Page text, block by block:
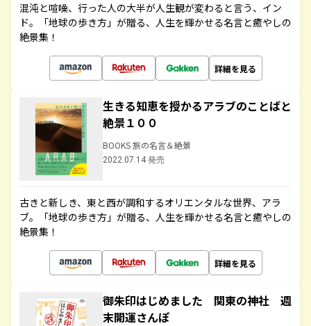
混沌と喧噪、行った人の大半が人生観が変わると言う、イン
ド。「地球の歩き方」が贈る、人生を輝かせる名言と癒やしの
絶景集！
詳細を見る
生きる知恵を授かるアラブのことばと
絶景１００
BOOKS 旅の名言＆絶景
2022.07.14 発売
古きと新しき、東と西が調和するオリエンタルな世界、アラ
ブ。「地球の歩き方」が贈る、人生を輝かせる名言と癒やしの
絶景集！
詳細を見る
御朱印はじめました 関東の神社 週
末開運さんぽ